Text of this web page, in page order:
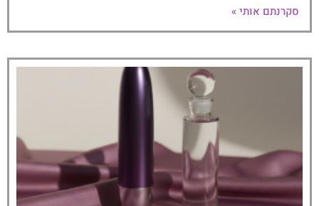
סקרנתם אותי »